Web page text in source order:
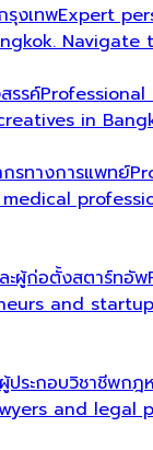
รุงเทพExpert
Navigate
รรค์
in
รทางการแพทย์
ะผู้ก่อตั้งสตาร์ทอัพ
and
ประกอบวิชาชีพกฎ
and legal